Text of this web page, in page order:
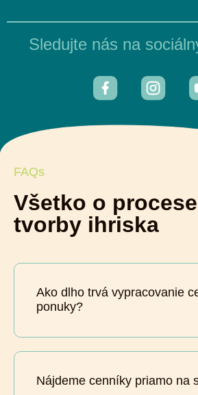
Sledujte nás na
FAQs
Všetko o procese
tvorby ihriska
Ako dlho trvá vypracovanie
ponuky?
Nájdeme cenníky priamo na